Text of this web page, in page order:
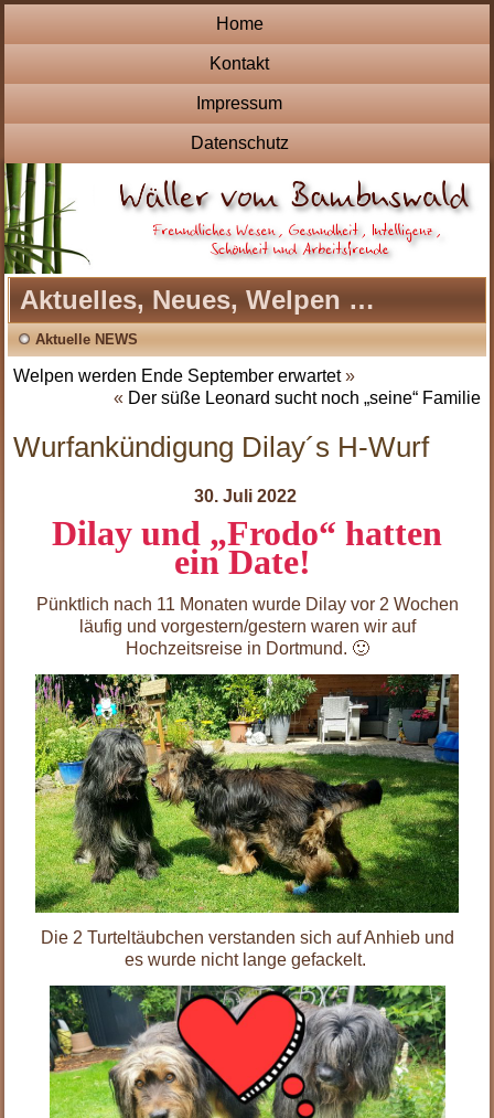
Home
Kontakt
Impressum
Datenschutz
Aktuelles, Neues, Welpen …
Aktuelle NEWS
Welpen werden Ende September erwartet»
« Der süße Leonard sucht noch „seine“ Familie
Wurfankündigung Dilay´s H-Wurf
30. Juli 2022
Dilay und „Frodo“ hatten
ein Date!
Pünktlich nach 11 Monaten wurde Dilay vor 2 Wochen
läufig und vorgestern/gestern waren wir auf
Hochzeitsreise in Dortmund. 🙂
Die 2 Turteltäubchen verstanden sich auf Anhieb und
es wurde nicht lange gefackelt.